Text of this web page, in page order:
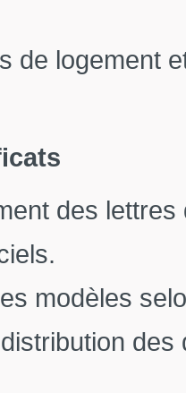
de logement
des lettres
modèles